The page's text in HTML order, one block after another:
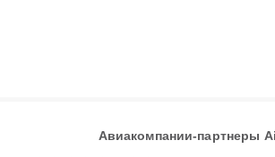
Авиакомпании-партнеры